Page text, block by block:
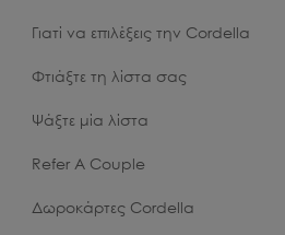
Γιατί να επιλέξεις την Cordella
Φτιάξτε τη λίστα σας
Ψάξτε μία λίστα
Refer A Couple
Δωροκάρτες Cordella